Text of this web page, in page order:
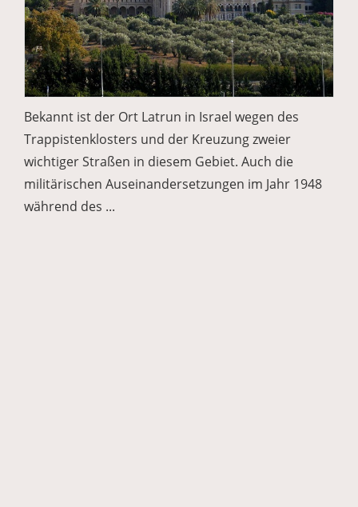
Bekannt ist der Ort Latrun in Israel wegen des
Trappistenklosters und der Kreuzung zweier
wichtiger Straßen in diesem Gebiet. Auch die
militärischen Auseinandersetzungen im Jahr 1948
während des ...